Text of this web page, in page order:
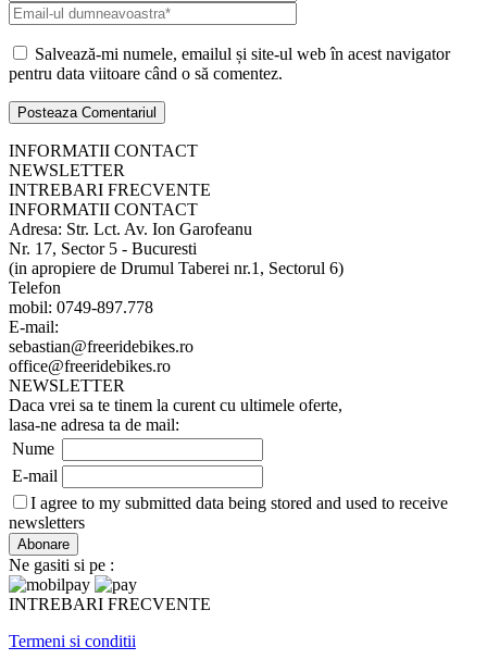
Salvează-mi numele, emailul și site-ul web în acest navigator
pentru data viitoare când o să comentez.
INFORMATII CONTACT
NEWSLETTER
INTREBARI FRECVENTE
INFORMATII CONTACT
Adresa: Str. Lct. Av. Ion Garofeanu
Nr. 17, Sector 5 - Bucuresti
(in apropiere de Drumul Taberei nr.1, Sectorul 6)
Telefon
mobil: 0749-897.778
E-mail:
sebastian@freeridebikes.ro
office@freeridebikes.ro
NEWSLETTER
Daca vrei sa te tinem la curent cu ultimele oferte,
lasa-ne adresa ta de mail:
Nume
E-mail
I agree to my submitted data being stored and used to receive
newsletters
Ne gasiti si pe :
INTREBARI FRECVENTE
Termeni si conditii